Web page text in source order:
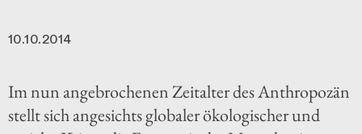
10.10.2014
Im nun angebrochenen Zeitalter des Anthropozän
stellt sich angesichts globaler ökologischer und